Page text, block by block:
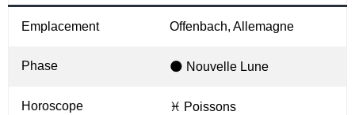
Emplacement Offenbach, Allemagne
Phase 🌑 Nouvelle Lune
Horoscope ♓ Poissons